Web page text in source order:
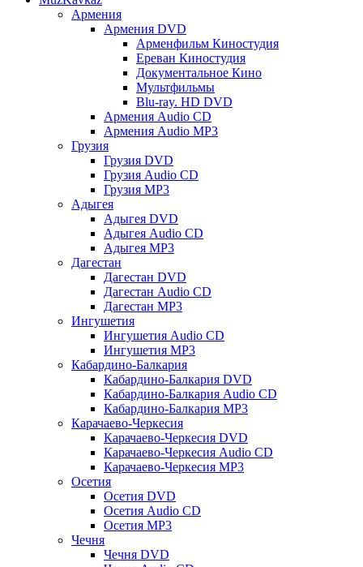
Армения
Армения DVD
Арменфильм Киностудия
Ереван Киностудия
Документальное Кино
Мультфильмы
Blu-ray. HD DVD
Армения Audio CD
Армения Audio MP3
Грузия
Грузия DVD
Грузия Audio CD
Грузия MP3
Адыгея
Адыгея DVD
Адыгея Audio CD
Адыгея MP3
Дагестан
Дагестан DVD
Дагестан Audio CD
Дагестан MP3
Ингушетия
Ингушетия Audio CD
Ингушетия MP3
Кабардино-Балкария
Кабардино-Балкария DVD
Кабардино-Балкария Audio CD
Кабардино-Балкария MP3
Карачаево-Черкесия
Карачаево-Черкесия DVD
Карачаево-Черкесия Audio CD
Карачаево-Черкесия MP3
Осетия
Осетия DVD
Осетия Audio CD
Осетия MP3
Чечня
Чечня DVD